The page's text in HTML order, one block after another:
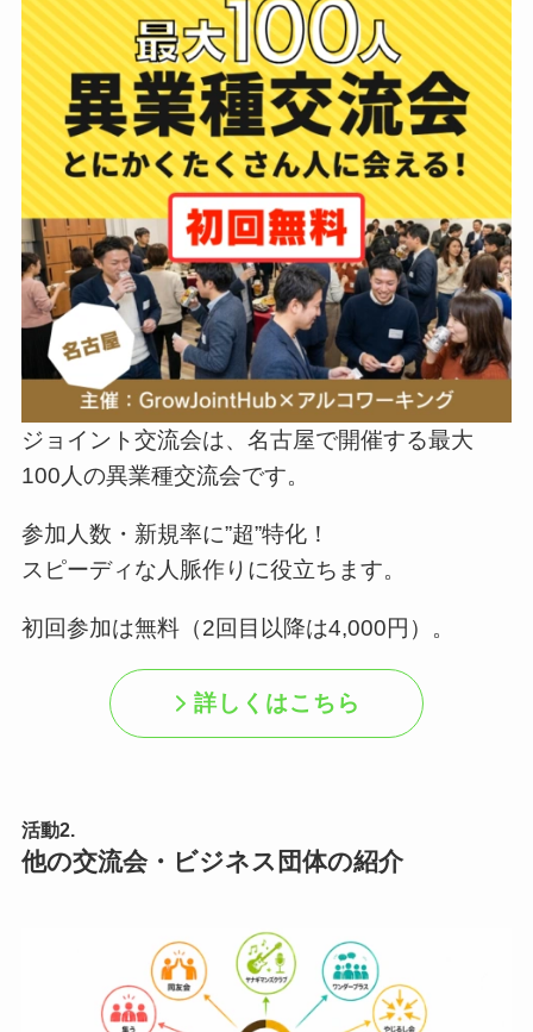
ジョイント交流会は、名古屋で開催する最大
100人の異業種交流会です。
参加人数・新規率に”超”特化！
スピーディな人脈作りに役立ちます。
初回参加は無料（2回目以降は4,000円）。
詳しくはこちら
活動2.
他の交流会・ビジネス団体の紹介